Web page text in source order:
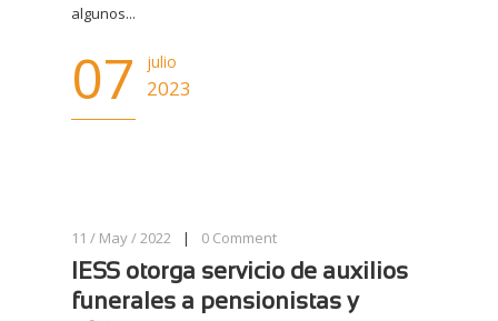
algunos...
07 julio
2023
11 / May / 2022 | 0 Comment
IESS otorga servicio de auxilios
funerales a pensionistas y